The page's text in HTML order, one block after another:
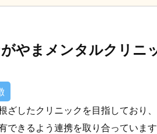
やまメンタルクリニ
ざしたクリニックを目指しており
できるよう連携を取り合っていま